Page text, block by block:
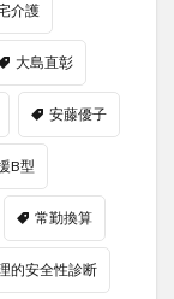
介護
大島直彰
安藤優子
B型
常勤換算
的安全性診断